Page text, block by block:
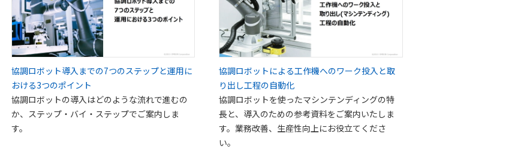
協調ロボット導入までの7つのステップと運用に
おける3つのポイント
協調ロボットの導入はどのような流れで進むの
か、ステップ・バイ・ステップでご案内しま
す。
協調ロボットによる工作機へのワーク投入と取
り出し工程の自動化
協調ロボットを使ったマシンテンディングの特
長と、導入のための参考資料をご案内いたしま
す。業務改善、生産性向上にお役立てくださ
い。